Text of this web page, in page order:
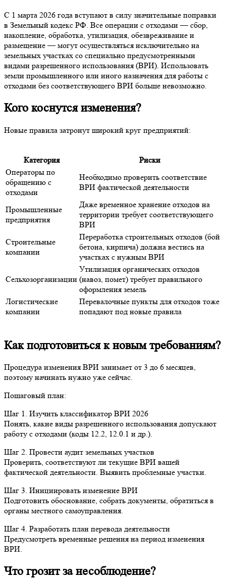
С 1 марта 2026 года вступают в силу значительные поправки
в Земельный кодекс РФ. Все операции с отходами — сбор,
накопление, обработка, утилизация, обезвреживание и
размещение — могут осуществляться исключительно на
земельных участках со специально предусмотренными
видами разрешенного использования (ВРИ). Использовать
земли промышленного или иного назначения для работы с
отходами без соответствующего ВРИ больше невозможно.
Кого коснутся изменения?
Новые правила затронут широкий круг предприятий:
Категория
Риски
Операторы по
обращению с
отходами
Необходимо проверить соответствие
ВРИ фактической деятельности
Промышленные
предприятия
Даже временное хранение отходов на
территории требует соответствующего
ВРИ
Строительные
компании
Переработка строительных отходов (бой
бетона, кирпича) должна вестись на
участках с нужным ВРИ
Сельхозорганизации
Утилизация органических отходов
(навоз, помет) требует правильного
оформления земель
Логистические
компании
Перевалочные пункты для отходов тоже
попадают под новые правила
Как подготовиться к новым требованиям?
Процедура изменения ВРИ занимает от 3 до 6 месяцев,
поэтому начинать нужно уже сейчас.
Пошаговый план:
Шаг 1. Изучить классификатор ВРИ 2026
Понять, какие виды разрешенного использования допускают
работу с отходами (коды 12.2, 12.0.1 и др.).
Шаг 2. Провести аудит земельных участков
Проверить, соответствуют ли текущие ВРИ вашей
фактической деятельности. Выявить проблемные участки.
Шаг 3. Инициировать изменение ВРИ
Подготовить обоснование, собрать документы, обратиться в
органы местного самоуправления.
Шаг 4. Разработать план перевода деятельности
Предусмотреть временные решения на период изменения
ВРИ.
Что грозит за несоблюдение?